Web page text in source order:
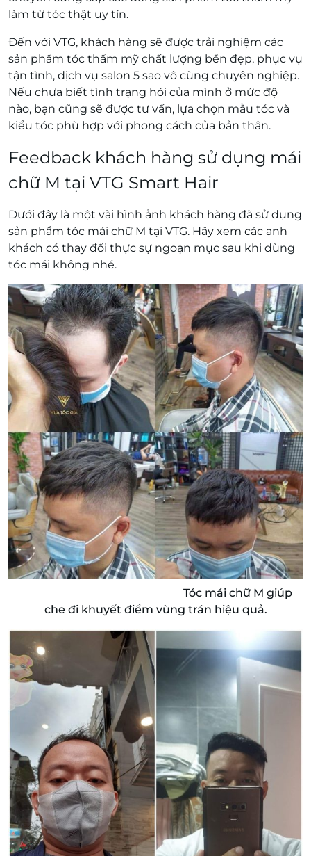
làm từ tóc thật uy tín.
Đến với VTG, khách hàng sẽ được trải nghiệm các
sản phẩm tóc thẩm mỹ chất lượng bền đẹp, phục vụ
tận tình, dịch vụ salon 5 sao vô cùng chuyên nghiệp.
Nếu chưa biết tình trạng hói của mình ở mức độ
nào, bạn cũng sẽ được tư vấn, lựa chọn mẫu tóc và
kiểu tóc phù hợp với phong cách của bản thân.
Feedback khách hàng sử dụng mái
chữ M tại VTG Smart Hair
Dưới đây là một vài hình ảnh khách hàng đã sử dụng
sản phẩm tóc mái chữ M tại VTG. Hãy xem các anh
khách có thay đổi thực sự ngoạn mục sau khi dùng
tóc mái không nhé.
Tóc mái chữ M giúp
che đi khuyết điểm vùng trán hiệu quả.